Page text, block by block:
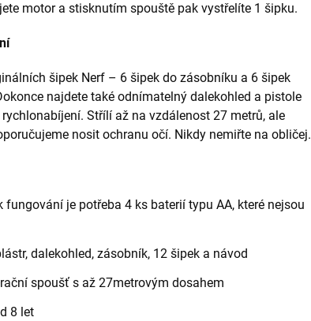
motor a stisknutím spouště pak vystřelíte 1 šipku.
šipek Nerf – 6 šipek do zásobníku a 6 šipek
najdete také odnímatelný dalekohled a pistole
Střílí až na vzdálenost 27 metrů, ale
nosit ochranu očí. Nikdy nemiřte na obličej.
fungování je potřeba 4 ks baterií typu AA, které nejsou
dalekohled, zásobník, 12 šipek a návod
spoušť s až 27metrovým dosahem
8 let